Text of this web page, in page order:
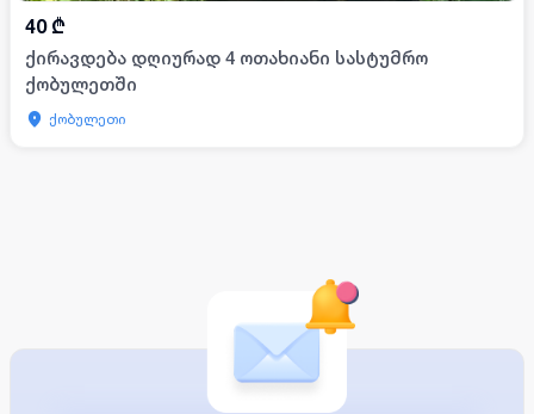
40 ₾
ქირავდება დღიურად 4 ოთახიანი სასტუმრო
ქობულეთში
ქობულეთი